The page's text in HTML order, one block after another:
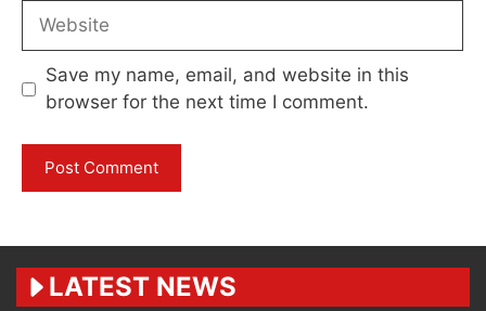
Website
Save my name, email, and website in this
browser for the next time I comment.
LATEST NEWS